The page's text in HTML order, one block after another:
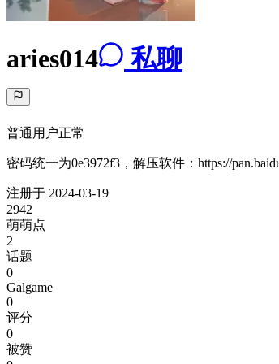
aries014 私聊
普通用户正常
密码统一为0e3972f3，解压软件：https://
注册于 2024-03-19
2942
萌萌点
2
话题
0
Galgame
0
评分
0
被赞